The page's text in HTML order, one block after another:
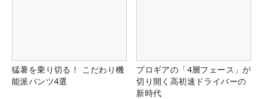
猛暑を乗り切る！ こだわり機
能派パンツ4選
プロギアの「4層フェース」が
切り開く高初速ドライバーの
新時代